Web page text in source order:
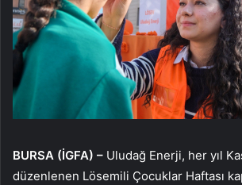
BURSA (İGFA) – Uludağ Enerji, her yıl
düzenlenen Lösemili Çocuklar Haftası